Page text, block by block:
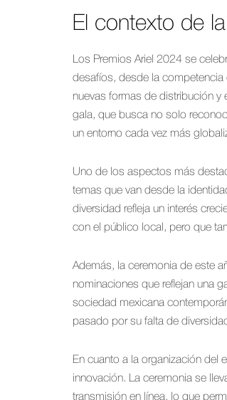
El contexto de
Los Premios Ariel 2024 se
desafíos, desde la competencia
nuevas formas de distribución y
gala, que busca no solo
un entorno cada vez más
Uno de los aspectos más
temas que van desde la
diversidad refleja un interés
con el público local, pero que
Además, la ceremonia de este
nominaciones que reflejan una
sociedad mexicana
pasado por su falta de
En cuanto a la organización del
innovación. La ceremonia se
transmisión en línea, lo que